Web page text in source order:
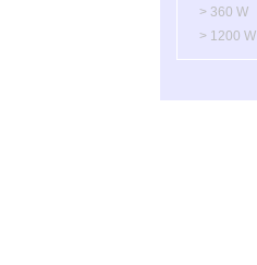
> 360 W
> 1200 W